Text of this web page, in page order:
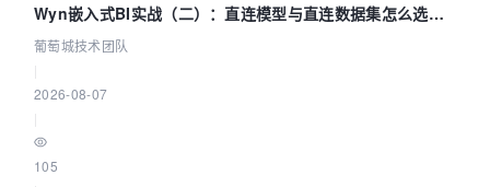
Wyn嵌入式BI实战（二）：直连模型与直连数据集怎么选，
参数为什么不生效？| 葡萄城技术团队
葡萄城技术团队
2026-08-07
105